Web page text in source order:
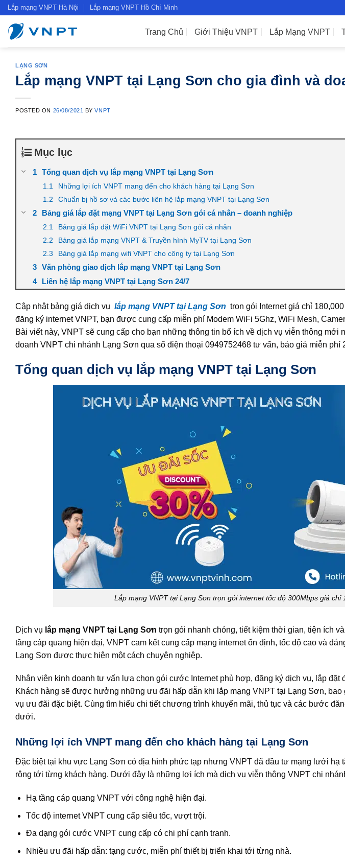
Skip
content
Lắp mạng VNPT Hà Nội Lắp mạng VNPT Hồ Chí Minh
Trang Chủ Giới Thiệu VNPT Lắp Mạng VNPT
LẠNG SƠN
Lắp mạng VNPT tại Lạng Sơn cho gia đình và
POSTED ON 26/08/2021 BYVNPT
Mục lục
Tổng quan dịch vụ lắp mạng VNPT tại Lạng Sơn
Những lợi ích VNPT mang đến cho khách hàng tại Lạng Sơn
Chuẩn bị hồ sơ và các bước liên hệ lắp mạng VNPT tại Lạng Sơn
Bảng giá lắp đặt mạng VNPT tại Lạng Sơn gói cá nhân – doanh nghiệp
Bảng giá lắp đặt WiFi VNPT tại Lạng Sơn gói cá nhân
Bảng giá lắp mạng VNPT & Truyền hình MyTV tại Lạng Sơn
Bảng giá lắp mạng wifi VNPT cho công ty tại Lạng Sơn
Văn phòng giao dịch lắp mạng VNPT tại Lạng Sơn
Liên hệ lắp mạng VNPT tại Lạng Sơn 24/7
Cập nhật bảng giá dịch vụ lắp mạng VNPT tại Lạng Sơn trọn gói Internet giá chỉ
đăng ký internet VNPT, bạn được cung cấp miễn phí Modem WiFi 5Ghz, WiFi Mesh,
Bài viết này, VNPT sẽ cung cấp cho bạn những thông tin bổ ích về dịch vụ viễn thông mới
doanh VNPT chi nhánh Lạng Sơn qua số điện thoại 0949752468 tư vấn, báo giá miễn phí
Tổng quan dịch vụ lắp mạng VNPT tại Lạng Sơn
Lắp mạng VNPT tại Lạng Sơn trọn gói internet tốc độ 300Mbps giá chỉ
Dịch vụ lắp mạng VNPT tại Lạng Sơn trọn gói nhanh chóng, tiết kiệm thời gian, tiện ích
tầng cáp quang hiện đại, VNPT cam kết cung cấp mạng internet ổn định, tốc độ cao và
Lạng Sơn được thực hiện một cách chuyên nghiệp.
Nhân viên kinh doanh tư vấn lựa chọn gói cước Internet phù hợp, đăng ký dịch vụ, lắp đặt
Khách hàng sẽ được hưởng những ưu đãi hấp dẫn khi lắp mạng VNPT tại Lạng Sơn, bao
vụ ưu đãi đặc biệt. Cùng tìm hiểu chi tiết chương trình khuyến mãi, thủ tục và các bước
dưới.
Những lợi ích VNPT mang đến cho khách hàng tại Lạng Sơn
Đặc biệt tại khu vực Lạng Sơn có địa hình phức tạp nhưng VNPT đã đầu tư mạng lưới hạ
rộng tới từng khách hàng. Dưới đây là những lợi ích mà dịch vụ viễn thông VNPT chi
Hạ tầng cáp quang VNPT với công nghệ hiện đại.
Tốc độ internet VNPT cung cấp siêu tốc, vượt trội.
Đa dạng gói cước VNPT cung cấp có chi phí cạnh tranh.
Nhiều ưu đãi hấp dẫn: tạng cước, miễn phí thiết bị triển khai tới từng nhà.